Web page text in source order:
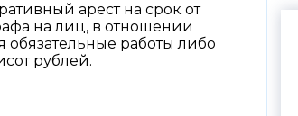
арест на срок от
на лиц, в отношении
обязательные работы либо
рублей.